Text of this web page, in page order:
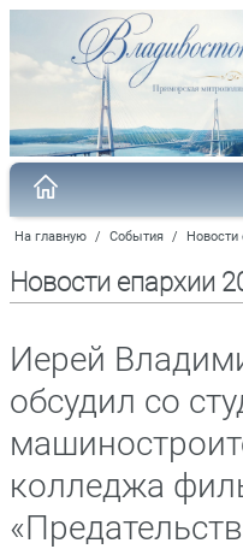
На главную / События / Новости
Новости епархии
Иерей
обсудил со
колледжа